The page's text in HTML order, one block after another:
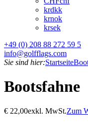
krdkk
krnok
krsek
+49 (0) 208 88 272 59 5
info@golfflags.com
Sie sind hier:Startseite
Bootsfahne
€ 22,00exkl. MwSt.Zum